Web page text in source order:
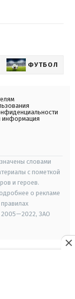
ФУТБОЛ
информация
словами
с пометкой
и героев.
о рекламе
2005—2022, ЗАО